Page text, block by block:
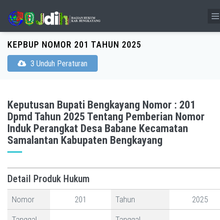
KEPBUP NOMOR 201 TAHUN 2025
3 Unduh Peraturan
Keputusan Bupati Bengkayang Nomor : 201
Dpmd Tahun 2025 Tentang Pemberian Nomor
Induk Perangkat Desa Babane Kecamatan
Samalantan Kabupaten Bengkayang
Detail Produk Hukum
Nomor 201 Tahun 2025